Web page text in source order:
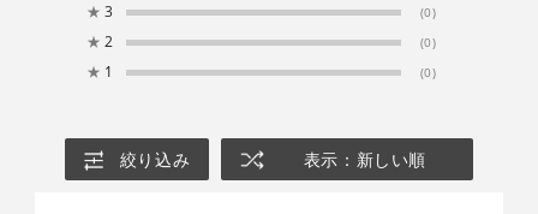
★ 3 (0)
★ 2 (0)
★ 1 (0)
絞り込み 表示：新しい順